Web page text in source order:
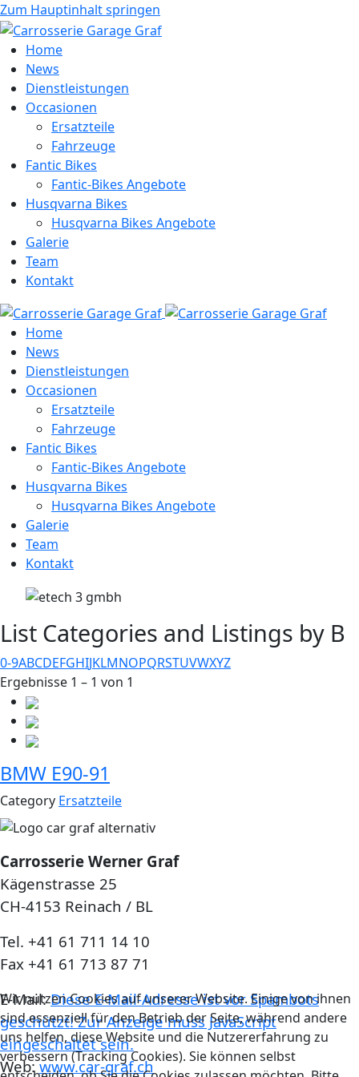
Zum Hauptinhalt springen
Home
News
Dienstleistungen
Occasionen
Ersatzteile
Fahrzeuge
Fantic Bikes
Fantic-Bikes Angebote
Husqvarna Bikes
Husqvarna Bikes Angebote
Galerie
Team
Kontakt
Home
News
Dienstleistungen
Occasionen
Ersatzteile
Fahrzeuge
Fantic Bikes
Fantic-Bikes Angebote
Husqvarna Bikes
Husqvarna Bikes Angebote
Galerie
Team
Kontakt
List Categories and Listings by B
0-9ABCDEFGHIJKLMNOPQRSTUVWXYZ
Ergebnisse 1 – 1 von 1
BMW E90-91
Category Ersatzteile
Carrosserie Werner Graf
Kägenstrasse 25
CH-4153 Reinach / BL
Tel. +41 61 711 14 10
Fax +41 61 713 87 71
E-Mail:Diese E-Mail-Adresse ist vor Spambots
geschützt! Zur Anzeige muss JavaScript
eingeschaltet sein.
Web:www.car-graf.ch
Wir nutzen Cookies auf unserer Website. Einige von ihnen
sind essenziell für den Betrieb der Seite, während andere
uns helfen, diese Website und die Nutzererfahrung zu
verbessern (Tracking Cookies). Sie können selbst